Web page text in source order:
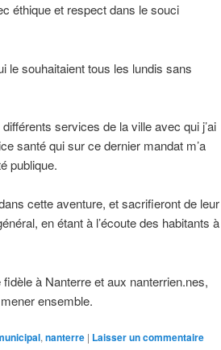
éthique et respect dans le souci
le souhaitaient tous les lundis sans
services de la ville avec qui j’ai
santé qui sur ce dernier mandat m’a
publique.
cette aventure, et sacrifieront de leur
en étant à l’écoute des habitants à
à Nanterre et aux nanterrien.nes,
ensemble.
, nanterre | Laisser un commentaire